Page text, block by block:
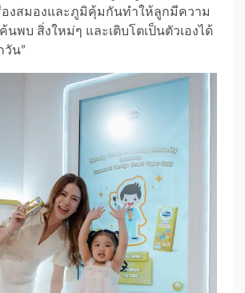
องสมองและภูมิคุ้มกันทำให้ลูกมีความ
นพบ สิ่งใหม่ๆ และเติบโตเป็นตัวเองได้
วัน”